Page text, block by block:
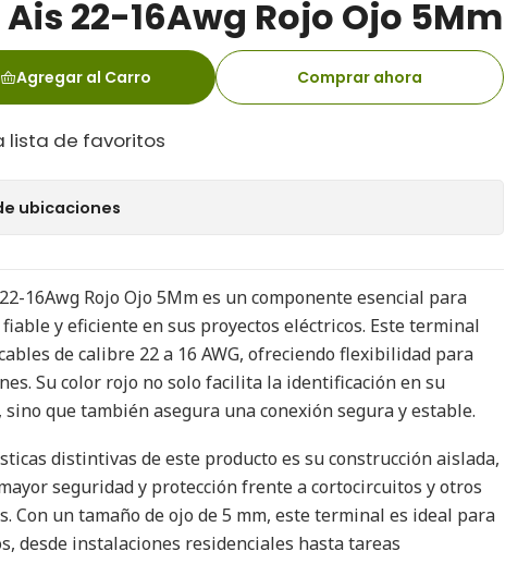
22-16Awg Rojo Ojo 5Mm
Agregar al Carro Comprar ahora
lista de favoritos
ubicaciones
16Awg Rojo Ojo 5Mm es un componente esencial para
y eficiente en sus proyectos eléctricos. Este terminal
de calibre 22 a 16 AWG, ofreciendo flexibilidad para
Su color rojo no solo facilita la identificación en su
que también asegura una conexión segura y estable.
distintivas de este producto es su construcción aislada,
seguridad y protección frente a cortocircuitos y otros
Con un tamaño de ojo de 5 mm, este terminal es ideal para
desde instalaciones residenciales hasta tareas